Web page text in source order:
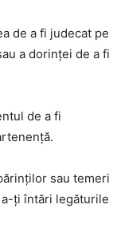
de a fi judecat pe
a dorinței de a fi
de a fi
sau temeri
ți întări legăturile